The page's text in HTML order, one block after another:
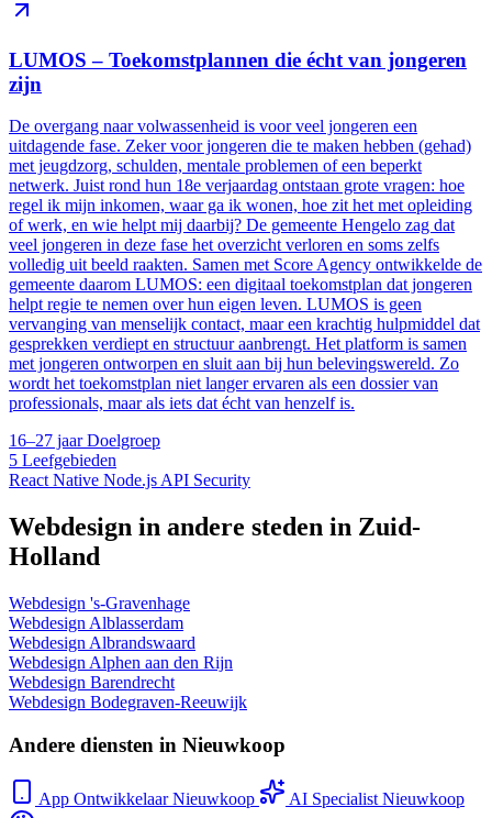
LUMOS – Toekomstplannen die écht van jongeren
zijn
De overgang naar volwassenheid is voor veel jongeren een
uitdagende fase. Zeker voor jongeren die te maken hebben (gehad)
met jeugdzorg, schulden, mentale problemen of een beperkt
netwerk. Juist rond hun 18e verjaardag ontstaan grote vragen: hoe
regel ik mijn inkomen, waar ga ik wonen, hoe zit het met opleiding
of werk, en wie helpt mij daarbij? De gemeente Hengelo zag dat
veel jongeren in deze fase het overzicht verloren en soms zelfs
volledig uit beeld raakten. Samen met Score Agency ontwikkelde de
gemeente daarom LUMOS: een digitaal toekomstplan dat jongeren
helpt regie te nemen over hun eigen leven. LUMOS is geen
vervanging van menselijk contact, maar een krachtig hulpmiddel dat
gesprekken verdiept en structuur aanbrengt. Het platform is samen
met jongeren ontworpen en sluit aan bij hun belevingswereld. Zo
wordt het toekomstplan niet langer ervaren als een dossier van
professionals, maar als iets dat écht van henzelf is.
16–27 jaarDoelgroep
5 Leefgebieden
React Native Node.jsAPI Security
Webdesign in andere steden in Zuid-
Holland
Webdesign 's-Gravenhage
Webdesign Alblasserdam
Webdesign Albrandswaard
Webdesign Alphen aan den Rijn
Webdesign Barendrecht
Webdesign Bodegraven-Reeuwijk
Andere diensten in Nieuwkoop
App Ontwikkelaar Nieuwkoop
AI Specialist Nieuwkoop